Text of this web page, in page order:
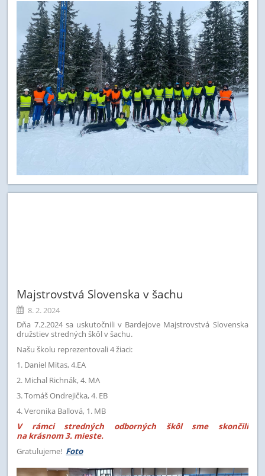
Majstrovstvá Slovenska v šachu
8. 2. 2024
Dňa 7.2.2024 sa uskutočnili v Bardejove Majstrovstvá Slovenska
družstiev stredných škôl v šachu.
Našu školu reprezentovali 4 žiaci:
1. Daniel Mitas, 4.EA
2. Michal Richnák, 4. MA
3. Tomáš Ondrejička, 4. EB
4. Veronika Ballová, 1. MB
V rámci stredných odborných škôl sme skončili
na krásnom 3. mieste.
Gratulujeme! Foto